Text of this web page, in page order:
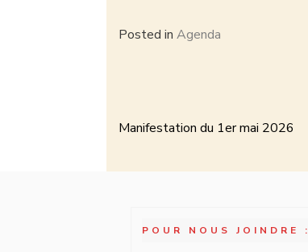
Posted in Agenda
Manifestation du 1er mai 2026
POUR NOUS JOINDRE :